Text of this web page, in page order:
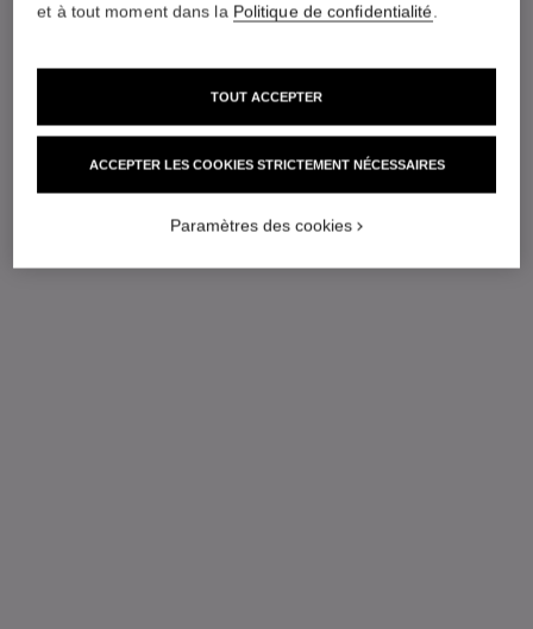
et à tout moment dans la Politique de confidentialité.
ACCEPTER LES COOKIES STRICTEMENT NÉCESSAIRES
TOUT ACCEPTER
Paramètres des cookies